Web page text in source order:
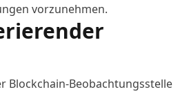
vorzunehmen.
Blockchain-Beobachtungsstelle